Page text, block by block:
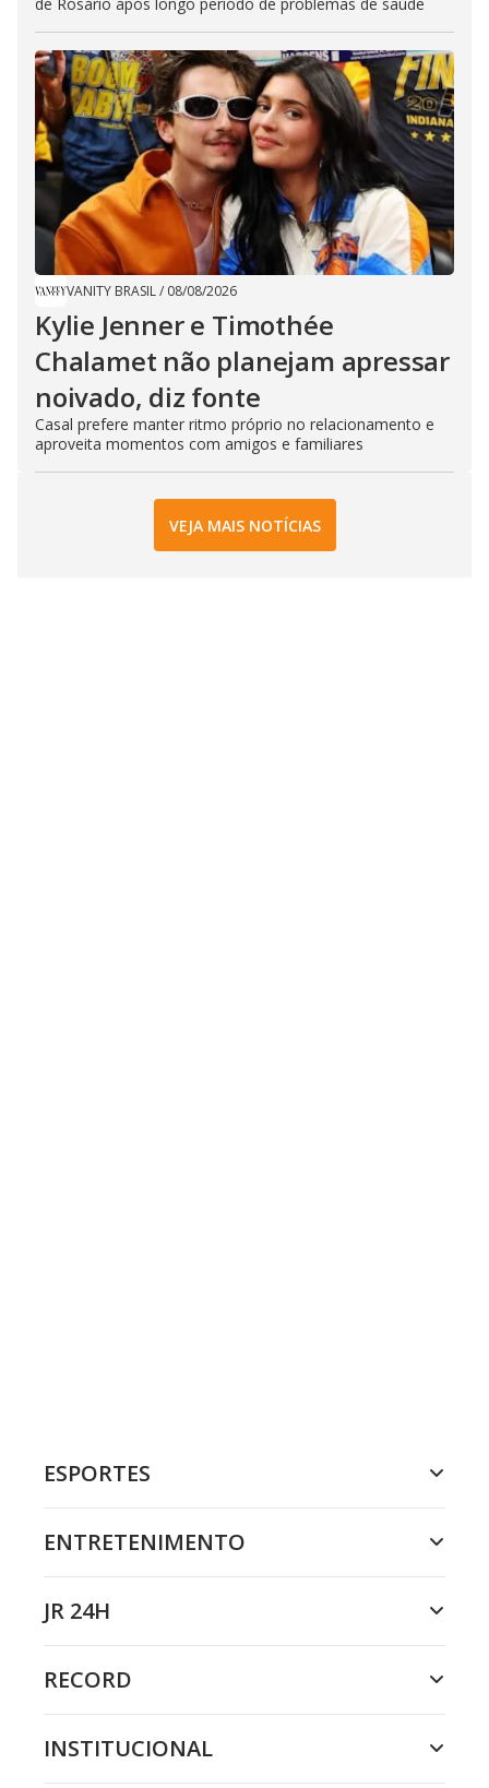
de Rosário após longo período de problemas de saúde
VANITY BRASIL/ 08/08/2026
Kylie Jenner e Timothée
Chalamet não planejam apressar
noivado, diz fonte
Casal prefere manter ritmo próprio no relacionamento e
aproveita momentos com amigos e familiares
VEJA MAIS NOTÍCIAS
ESPORTES
ENTRETENIMENTO
JR 24H
RECORD
INSTITUCIONAL